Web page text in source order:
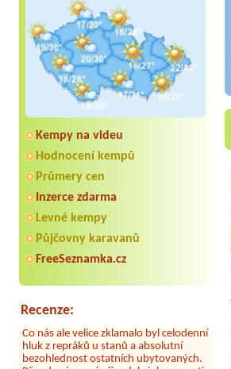
Kempy na videu
Hodnocení kempů
Průmery cen
Inzerce zdarma
Levné kempy
Půjčovny karavanů
FreeSeznamka.cz
Recenze:
Aneta Melicharová
Byli jsme zde v týdnu od 25.7. do 1.8.
2026. Kemp jako takový je pěkný. V
umývárně i na WC bylo vždy čisto,
množství návštěvníků není
restaurace, kebab a další občerstvení.
hluk z repráků u stanů a absolutní
bezohlednost ostatních ubytovaných.
Přes den jsem si připadala jak na pouti-